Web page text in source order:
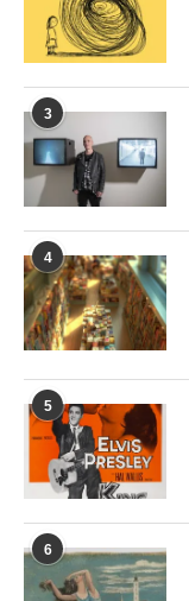
3
4
5
6